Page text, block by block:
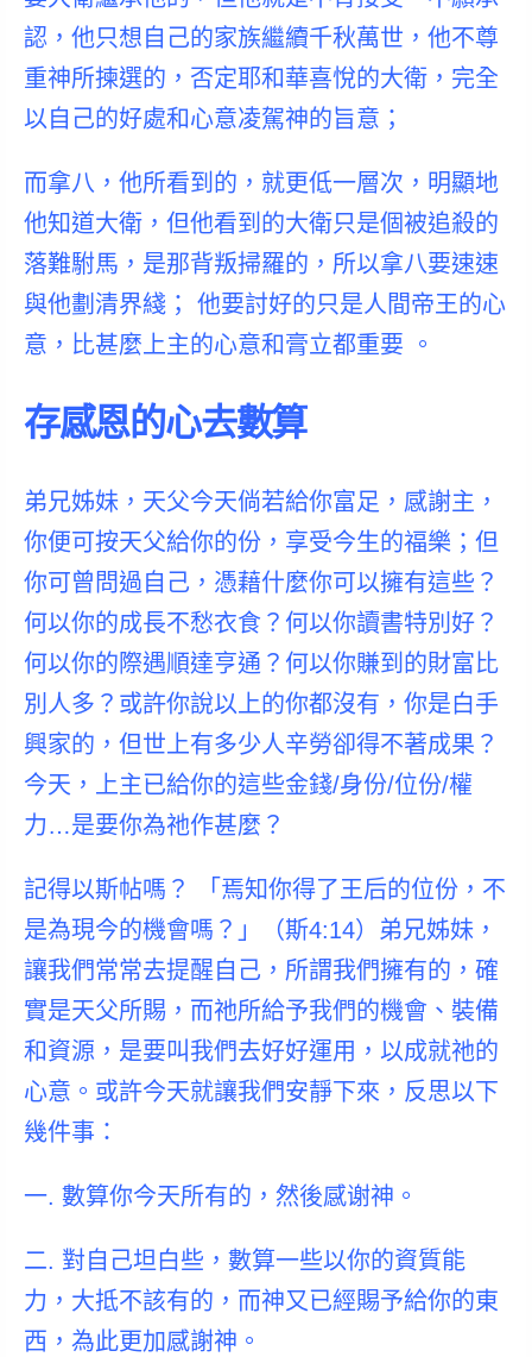
認，他只想自己的家族繼續千秋萬世，他不尊
重神所揀選的，否定耶和華喜悅的大衛，完全
以自己的好處和心意凌駕神的旨意；
而拿八，他所看到的，就更低一層次，明顯地
他知道大衛，但他看到的大衛只是個被追殺的
落難駙馬，是那背叛掃羅的，所以拿八要速速
與他劃清界綫； 他要討好的只是人間帝王的心
意，比甚麼上主的心意和膏立都重要 。
存感恩的心去數算
弟兄姊妹，天父今天倘若給你富足，感謝主，
你便可按天父給你的份，享受今生的福樂；但
你可曾問過自己，憑藉什麼你可以擁有這些？
何以你的成長不愁衣食？何以你讀書特別好？
何以你的際遇順達亨通？何以你賺到的財富比
別人多？或許你說以上的你都沒有，你是白手
興家的，但世上有多少人辛勞卻得不著成果？
今天，上主已給你的這些金錢/身份/位份/權
力…是要你為祂作甚麼？
記得以斯帖嗎？ 「焉知你得了王后的位份，不
是為現今的機會嗎？」（斯4:14）弟兄姊妹，
讓我們常常去提醒自己， 所謂我們擁有的，確
實是天父所賜，而祂所給予我們的機會、裝備
和資源，是要叫我們去好好運用，以成就祂的
心意。或許今天就讓我們安靜下來，反思以下
幾件事：
一. 數算你今天所有的，然後感谢神。
二. 對自己坦白些，數算一些以你的資質能
力，大抵不該有的，而神又已經賜予給你的東
西，為此更加感謝神。